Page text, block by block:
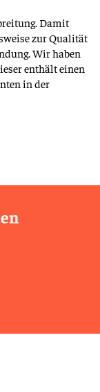
Damit
zur Qualität
Wir haben
enthält einen
in der